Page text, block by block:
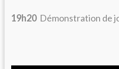
19h20Démonstration de